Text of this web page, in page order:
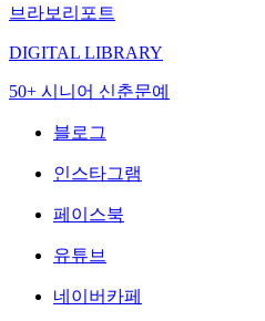
브라보리포트
DIGITAL LIBRARY
50+ 시니어 신춘문예
블로그
인스타그램
페이스북
유튜브
네이버카페